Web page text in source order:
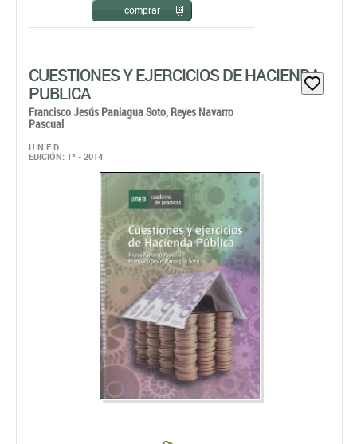
comprar
CUESTIONES Y EJERCICIOS DE HACIENDA
PUBLICA
Francisco Jesús Paniagua Soto, Reyes Navarro
Pascual
U.N.E.D.
EDICIÓN: 1ª - 2014